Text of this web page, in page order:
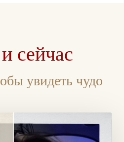
сейчас
увидеть чудо